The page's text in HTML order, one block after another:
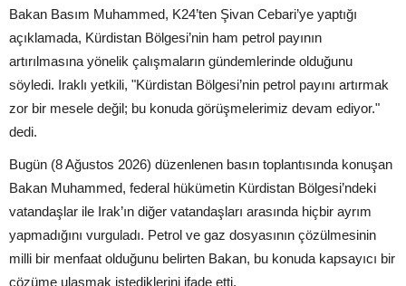
Bakan Basım Muhammed, K24’ten Şivan Cebari’ye yaptığı
açıklamada, Kürdistan Bölgesi’nin ham petrol payının
artırılmasına yönelik çalışmaların gündemlerinde olduğunu
söyledi. Iraklı yetkili, "Kürdistan Bölgesi’nin petrol payını artırmak
zor bir mesele değil; bu konuda görüşmelerimiz devam ediyor."
dedi.
Bugün (8 Ağustos 2026) düzenlenen basın toplantısında konuşan
Bakan Muhammed, federal hükümetin Kürdistan Bölgesi’ndeki
vatandaşlar ile Irak’ın diğer vatandaşları arasında hiçbir ayrım
yapmadığını vurguladı. Petrol ve gaz dosyasının çözülmesinin
milli bir menfaat olduğunu belirten Bakan, bu konuda kapsayıcı bir
çözüme ulaşmak istediklerini ifade etti.